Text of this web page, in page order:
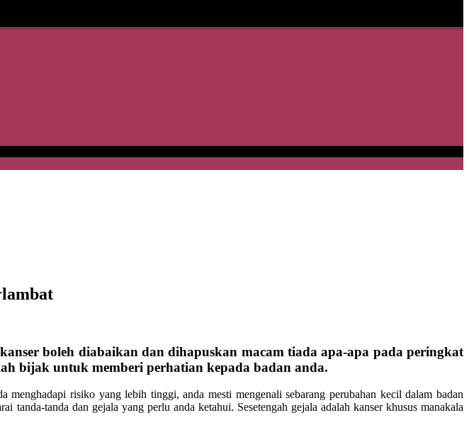
boleh diabaikan dan dihapuskan macam tiada apa-apa pada peringkat
bijak untuk memberi perhatian kepada badan anda.
menghadapi risiko yang lebih tinggi, anda mesti mengenali sebarang perubahan kecil dalam badan
tanda-tanda dan gejala yang perlu anda ketahui. Sesetengah gejala adalah kanser khusus manakala